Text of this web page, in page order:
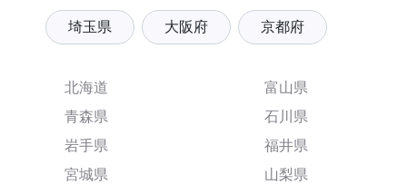
埼玉県 大阪府 京都府
北海道
青森県
岩手県
宮城県
富山県
石川県
福井県
山梨県